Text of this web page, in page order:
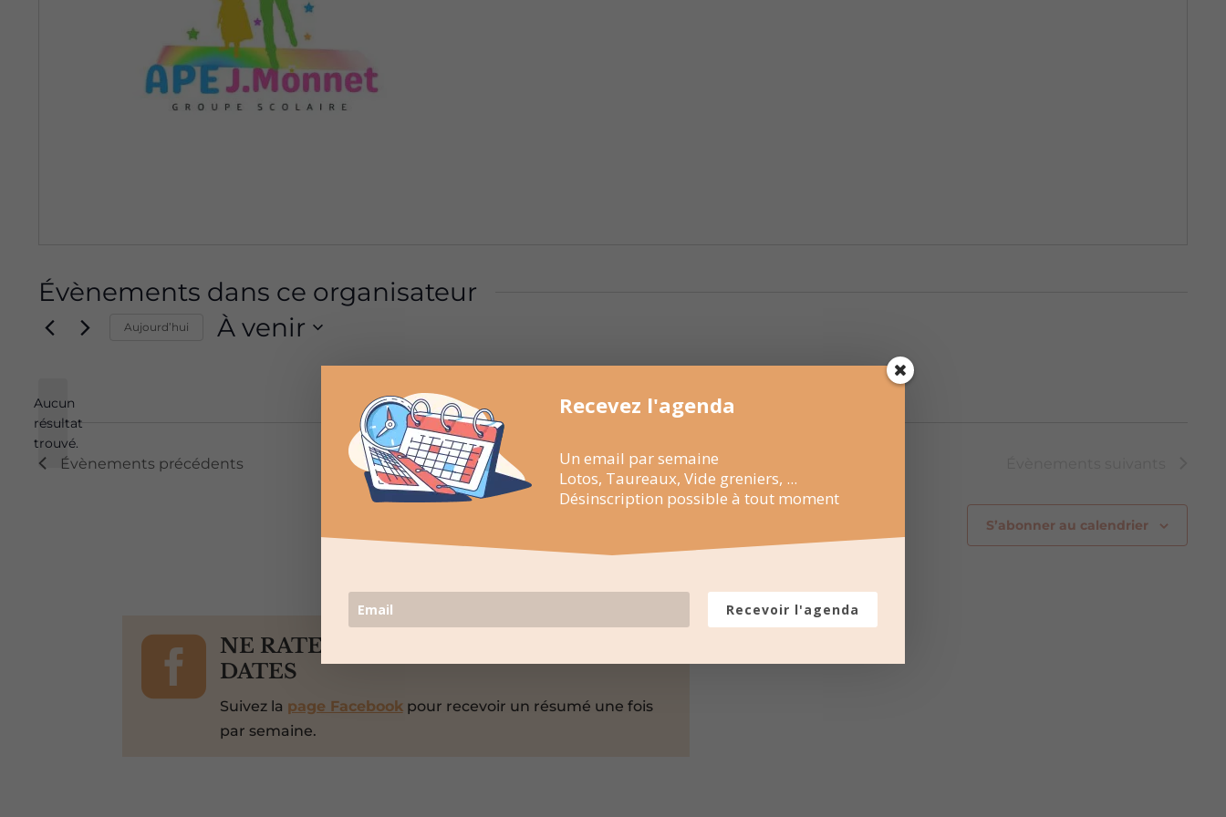
Évènements dans ce organisateur
Notice
Aucun
résultat
trouvé.
Aujourd’hui À venir
Évènements précédents
S’abonner au calendrier

NE RATEZ PAS LES PROCHAINES
DATES
Suivez la page Facebookpour recevoir un résumé une fois
par semaine.
Recevez l'agenda
Un email par semaine
Lotos, Taureaux, Vide greniers, ...
Désinscription possible à tout moment
Recevoir l'agenda